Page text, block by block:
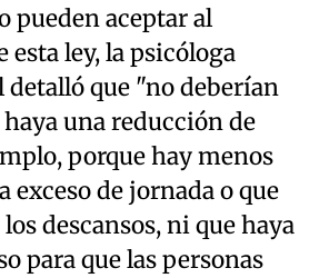
pueden aceptar al
ley, la psicóloga
que "no deberían
una reducción de
porque hay menos
exceso de jornada o que
descansos, ni que haya
para que las personas